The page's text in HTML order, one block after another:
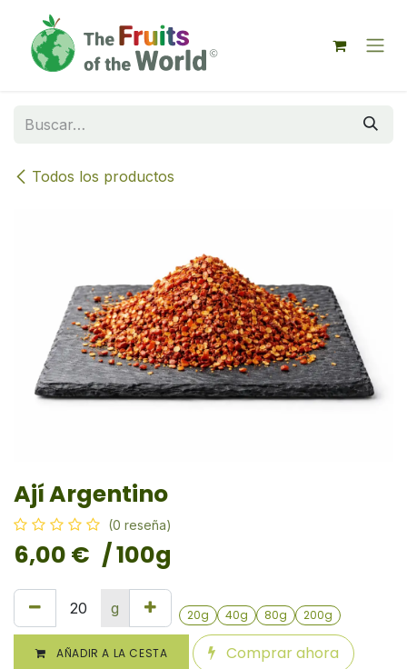
Todos los productos
Ají Argentino
(0 reseña)
6,00 € / 100g
g 20g 40g 80g 200g
AÑADIR A LA CESTA Comprar ahora